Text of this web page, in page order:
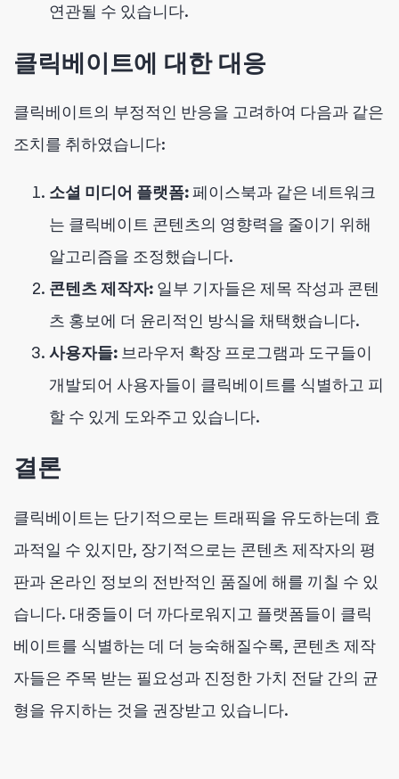
연관될 수 있습니다.
클릭베이트에 대한 대응
클릭베이트의 부정적인 반응을 고려하여 다음과 같은
조치를 취하였습니다:
소셜 미디어 플랫폼:페이스북과 같은 네트워크
는 클릭베이트 콘텐츠의 영향력을 줄이기 위해
알고리즘을 조정했습니다.
콘텐츠 제작자: 일부 기자들은 제목 작성과 콘텐
츠 홍보에 더 윤리적인 방식을 채택했습니다.
사용자들: 브라우저 확장 프로그램과 도구들이
개발되어 사용자들이 클릭베이트를 식별하고 피
할 수 있게 도와주고 있습니다.
결론
클릭베이트는 단기적으로는 트래픽을 유도하는데 효
과적일 수 있지만, 장기적으로는 콘텐츠 제작자의 평
판과 온라인 정보의 전반적인 품질에 해를 끼칠 수 있
습니다. 대중들이 더 까다로워지고 플랫폼들이 클릭
베이트를 식별하는 데 더 능숙해질수록, 콘텐츠 제작
자들은 주목 받는 필요성과 진정한 가치 전달 간의 균
형을 유지하는 것을 권장받고 있습니다.